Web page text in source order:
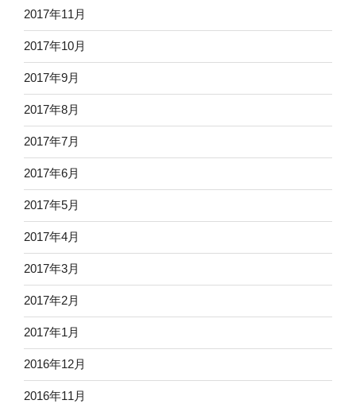
2017年11月
2017年10月
2017年9月
2017年8月
2017年7月
2017年6月
2017年5月
2017年4月
2017年3月
2017年2月
2017年1月
2016年12月
2016年11月